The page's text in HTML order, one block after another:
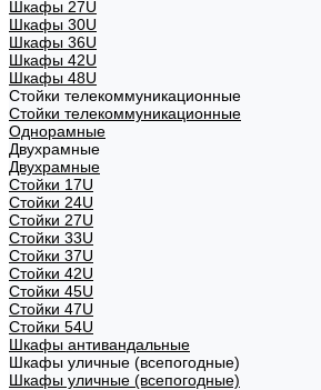
Шкафы 27U
Шкафы 30U
Шкафы 36U
Шкафы 42U
Шкафы 48U
Стойки телекоммуникационные
Стойки телекоммуникационные
Однорамные
Двухрамные
Двухрамные
Стойки 17U
Стойки 24U
Стойки 27U
Стойки 33U
Стойки 37U
Стойки 42U
Стойки 45U
Стойки 47U
Стойки 54U
Шкафы антивандальные
Шкафы уличные (всепогодные)
Шкафы уличные (всепогодные)